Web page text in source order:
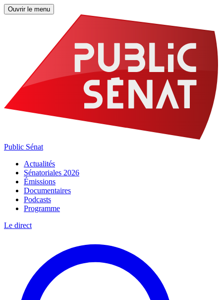
Ouvrir le menu
Public Sénat
Actualités
Sénatoriales 2026
Émissions
Documentaires
Podcasts
Programme
Le direct